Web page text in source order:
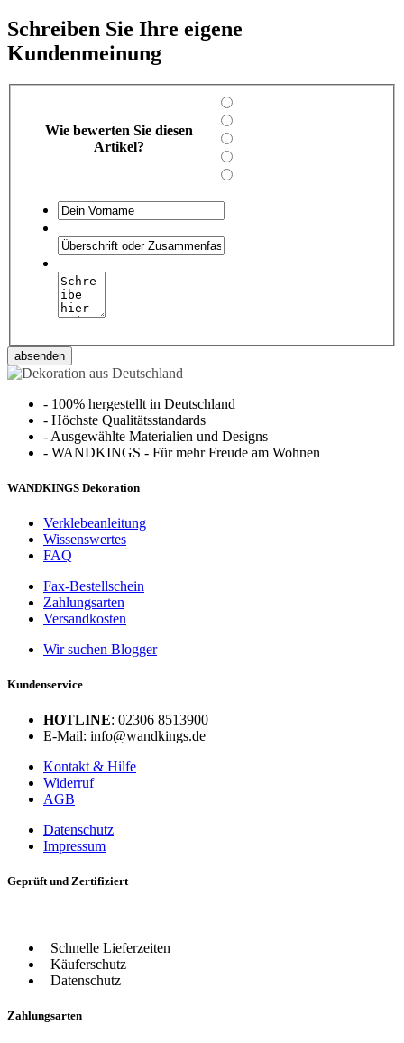
Schreiben Sie Ihre eigene
Kundenmeinung
Wie bewerten Sie diesen
Artikel?
absenden
- 100% hergestellt in Deutschland
- Höchste Qualitätsstandards
- Ausgewählte Materialien und Designs
- WANDKINGS - Für mehr Freude am Wohnen
WANDKINGS Dekoration
Verklebeanleitung
Wissenswertes
FAQ
Fax-Bestellschein
Zahlungsarten
Versandkosten
Wir suchen Blogger
Kundenservice
HOTLINE: 02306 8513900
E-Mail: info@wandkings.de
Kontakt & Hilfe
Widerruf
AGB
Datenschutz
Impressum
Geprüft und Zertifiziert
Schnelle Lieferzeiten
Käuferschutz
Datenschutz
Zahlungsarten